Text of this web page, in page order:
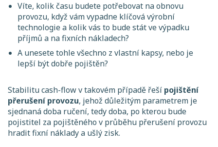
Víte, kolik času budete potřebovat na obnovu
provozu, když vám vypadne klíčová výrobní
technologie a kolik vás to bude stát ve výpadku
příjmů a na fixních nákladech?
A unesete tohle všechno z vlastní kapsy, nebo je
lepší být dobře pojištěn?
Stabilitu cash-flow v takovém případě řeší pojištění
přerušení provozu, jehož důležitým parametrem je
sjednaná doba ručení, tedy doba, po kterou bude
pojistitel za pojištěného v průběhu přerušení provozu
hradit fixní náklady a ušlý zisk.